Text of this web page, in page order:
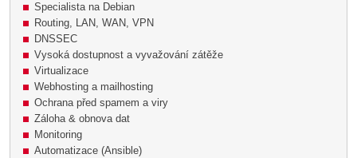
Specialista na Debian
Routing, LAN, WAN, VPN
DNSSEC
Vysoká dostupnost a vyvažování zátěže
Virtualizace
Webhosting a mailhosting
Ochrana před spamem a viry
Záloha & obnova dat
Monitoring
Automatizace (Ansible)